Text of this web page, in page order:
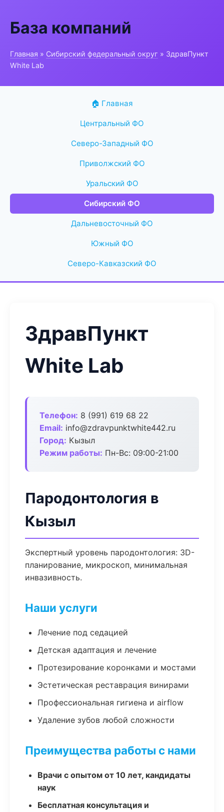
База компаний
Главная » Сибирский федеральный округ » ЗдравПункт
White Lab
🏠 Главная
Центральный ФО
Северо-Западный ФО
Приволжский ФО
Уральский ФО
Сибирский ФО
Дальневосточный ФО
Южный ФО
Северо-Кавказский ФО
ЗдравПункт
White Lab
Телефон: 8 (991) 619 68 22
Email: info@zdravpunktwhite442.ru
Город: Кызыл
Режим работы: Пн-Вс: 09:00-21:00
Пародонтология в
Кызыл
Экспертный уровень пародонтология: 3D-
планирование, микроскоп, минимальная
инвазивность.
Наши услуги
Лечение под седацией
Детская адаптация и лечение
Протезирование коронками и мостами
Эстетическая реставрация винирами
Профессиональная гигиена и airflow
Удаление зубов любой сложности
Преимущества работы с нами
Врачи с опытом от 10 лет, кандидаты
наук
Бесплатная консультация и